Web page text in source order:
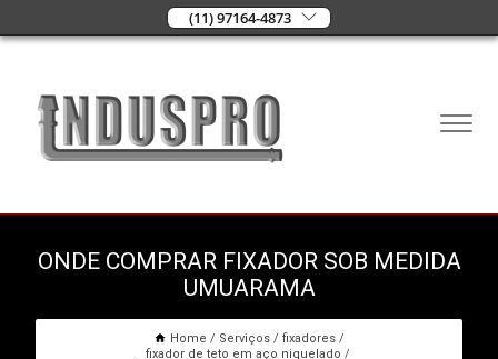
(11) 97164-4873
ONDE COMPRAR FIXADOR SOB MEDIDA
UMUARAMA
Home Serviços
fixadores
fixador de teto em aço niquelado